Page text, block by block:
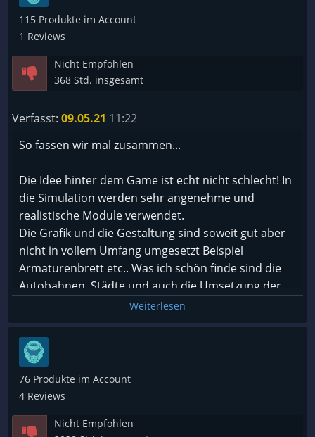
115 Produkte im Account
1 Reviews
Nicht Empfohlen
368 Std. insgesamt
Verfasst: 09.05.21 11:22
So fassen wir mal zusammen...
Die Idee hinter dem Game ist echt nicht schlecht! In
die Simulation werden sehr angenehme und
realistische Module verwendet.
Die Grafik und die Gestaltung sind soweit gut aber
nicht in vollem Umfang umgesetzt Beispiel
Armaturenbrett etc.. Was ich schön finde sind die
Autobahnen, Städte und auch die Umsetzung der
Autobahnkreuze etc..
Positiv:
-Simulation der verschiedenen Aufträge > bedeutet
man sollte versuchen Mehrere Aufträge so
anzunehmen das man die Ladefläche gut voll macht
- Ladepapiere müssen unterschrieben werden wenn
Weiterlesen
76 Produkte im Account
4 Reviews
Nicht Empfohlen